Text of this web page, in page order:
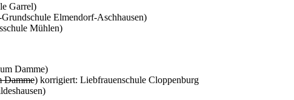
Garrel)
Elmendorf-Aschhausen)
Mühlen)
Damme)
Damme) korrigiert: Liebfrauenschule Cloppenburg